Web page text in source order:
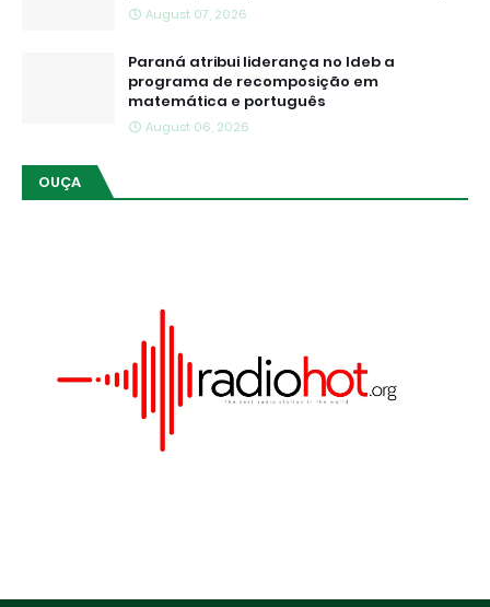
August 07, 2026
Paraná atribui liderança no Ideb a
programa de recomposição em
matemática e português
August 06, 2026
OUÇA